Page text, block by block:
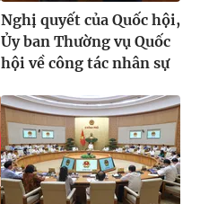
Nghị quyết của Quốc hội,
Ủy ban Thường vụ Quốc
hội về công tác nhân sự